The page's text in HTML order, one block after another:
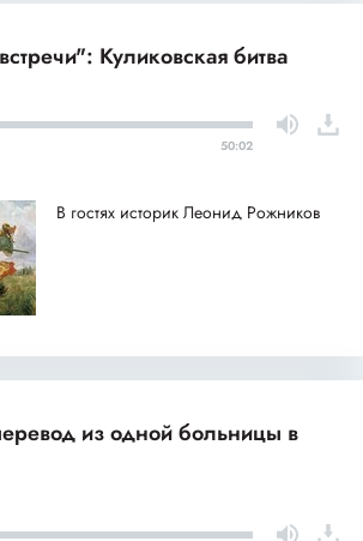
Куликовская битва
50:02
В гостях историк Леонид Рожников
из одной больницы в